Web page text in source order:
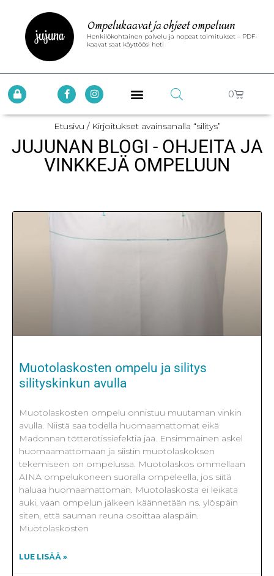
Ompelukaavat ja ohjeet ompeluun
Henkilökohtainen palvelu ja nopeat toimitukset – PDF-
kaavat saat käyttöösi heti
0
Etusivu / Kirjoitukset avainsanalla “silitys”
JUJUNAN BLOGI - OHJEITA JA
VINKKEJÄ OMPELUUN
Muotolaskosten ompelu ja silitys
silityskinkun avulla
Muotolaskosten ompelu onnistuu muutaman vinkin
avulla. Niistä saa todella huomaamattomat eikä
Madonnan tötterötissiefektiä jää. Ensimmäinen askel
huomaamattomaan ja siistin muotolaskoksen
tekemiseen on ompelussa. Muotolaskos ommellaan
AINA ompelukoneen suoralla ompeleella, jos siitä
haluaa huomaamattoman. Muotolaskosta ei leikata
auki, vaan ompelun jälkeen käännetään ns. ylöspäin
siten, että sauman reuna osoittaa alaspäin.
Muotolaskosten
LUE LISÄÄ »